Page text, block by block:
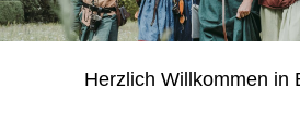
Herzlich Willkommen in